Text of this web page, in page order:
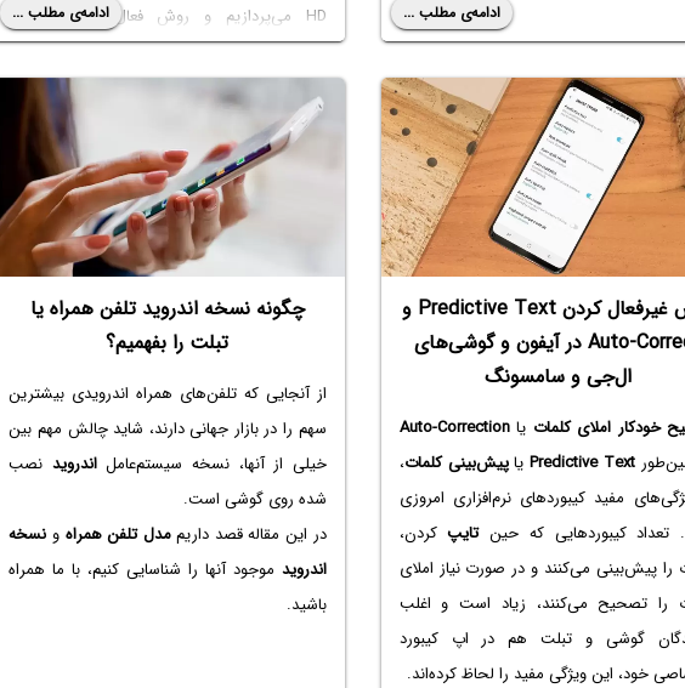
ادامه‌ی مطلب ...
HD می‌پردازیم و روش فعال کردن آن در
کامپیوترهایDell‌و دیگر محصولات را بررسی
می‌کنیم.
ادامه‌ی مطلب ...
روش غیرفعال کردن Predictive Text و
Auto-Correct در آیفون و گوشی‌های
ال‌جی و سامسونگ
خودکار املای کلمات یاAuto-Correction
Predictive Textیاپیش‌بینی کلمات،
مفید کیبوردهای نرم‌افزاری امروزی
تعداد کیبوردهایی که حینتایپکردن،
را پیش‌بینی می‌کنند و در صورت نیاز املای
را تصحیح می‌کنند، زیاد است و اغلب
گوشی و تبلت هم در اپ کیبورد
خود، این ویژگی مفید را لحاظ کرده‌اند.
چگونه نسخه اندروید تلفن همراه یا
تبلت را بفهمیم؟
از آنجایی که تلفن‌های همراه اندرویدی بیشترین
سهم را در بازار جهانی دارند، شاید چالش مهم بین
خیلی از آنها، نسخه سیستم‌عاملاندروید نصب
شده روی گوشی است.
در این مقاله قصد داریممدل تلفن همراه و نسخه
اندروید موجود آنها را شناسایی کنیم، با ما همراه
باشید.